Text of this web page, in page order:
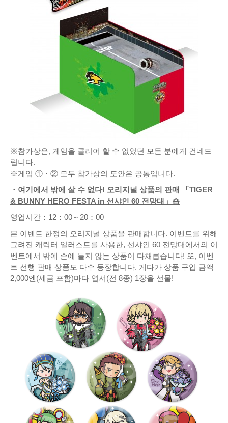
※참가상은, 게임을 클리어 할 수 없었던 모든 분에게 건네드
립니다.
※게임 ①・② 모두 참가상의 도안은 공통입니다.
・여기에서 밖에 살 수 없다! 오리지널 상품의 판매
「TIGER
& BUNNY HERO FESTA in 선샤인 60 전망대」숍
영업시간：12：00～20：00
본 이벤트 한정의 오리지널 상품을 판매합니다. 이벤트를 위해
그려진 캐릭터 일러스트를 사용한, 선샤인 60 전망대에서의 이
벤트에서 밖에 손에 들지 않는 상품이 다채롭습니다! 또, 이벤
트 선행 판매 상품도 다수 등장합니다. 게다가 상품 구입 금액
2,000엔(세금 포함)마다 엽서(전 8종) 1장을 선물!